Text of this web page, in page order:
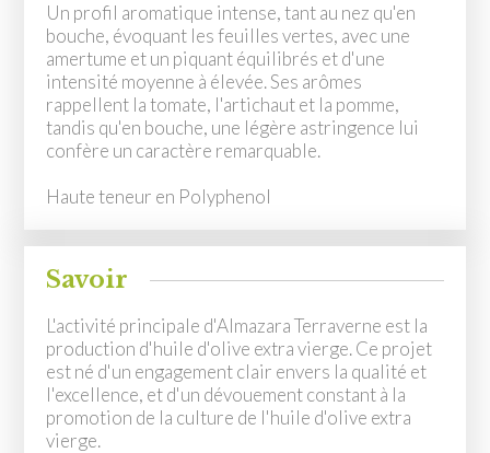
Un profil aromatique intense, tant au nez qu'en
bouche, évoquant les feuilles vertes, avec une
amertume et un piquant équilibrés et d'une
intensité moyenne à élevée. Ses arômes
rappellent la tomate, l'artichaut et la pomme,
tandis qu'en bouche, une légère astringence lui
confère un caractère remarquable.
Haute teneur en Polyphenol
Savoir
L'activité principale d'Almazara Terraverne est la
production d'huile d'olive extra vierge. Ce projet
est né d'un engagement clair envers la qualité et
l'excellence, et d'un dévouement constant à la
promotion de la culture de l'huile d'olive extra
vierge.